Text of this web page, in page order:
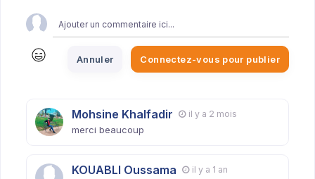
Annuler Connectez-vous pour publier
Mohsine Khalfadir il y a 2 mois
merci beaucoup
KOUABLI Oussama il y a 1 an